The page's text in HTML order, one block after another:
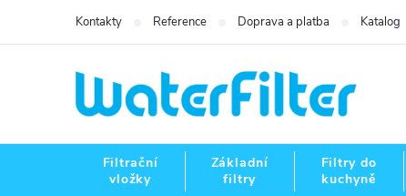
Kontakty Reference Doprava a platba Katalog
Filtrační
vložky
Základní
filtry
Filtry do
kuchyně